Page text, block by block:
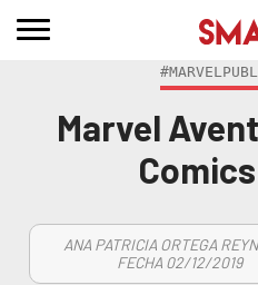
Marvel
ANA PATRICIA ORTEGA
FECHA 02/12/2019